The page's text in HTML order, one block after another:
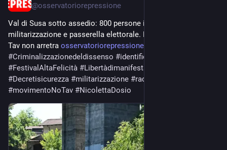
@osservatoriorepressione
Val di Susa sotto assedio: 800 persone identificate,
militarizzazione e passerella elettorale. Ma il Movimento No
Tav non arretra osservatoriorepressione.info/v
#Criminalizzazionedeldissenso #identificazionidimassa
#FestivalAltaFelicità #Libertàdimanifestare
#Decretisicurezza #militarizzazione #radioondad
#movimentoNoTav #NicolettaDosio